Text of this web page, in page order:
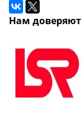
Нам доверяют